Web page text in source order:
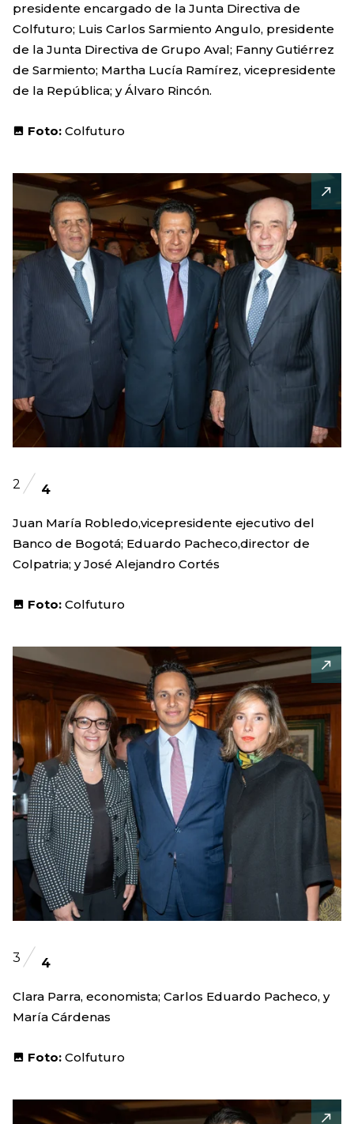
presidente encargado de la Junta Directiva de
Colfuturo; Luis Carlos Sarmiento Angulo, presidente
de la Junta Directiva de Grupo Aval; Fanny Gutiérrez
de Sarmiento; Martha Lucía Ramírez, vicepresidente
de la República; y Álvaro Rincón.
Foto: Colfuturo
2 4
Juan María Robledo,vicepresidente ejecutivo del
Banco de Bogotá; Eduardo Pacheco,director de
Colpatria; y José Alejandro Cortés
Foto: Colfuturo
3 4
Clara Parra, economista; Carlos Eduardo Pacheco, y
María Cárdenas
Foto: Colfuturo